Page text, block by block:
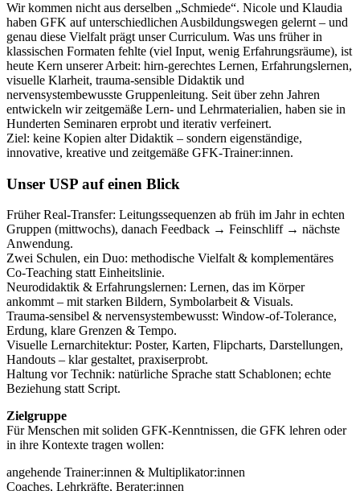
Wir kommen nicht aus derselben „Schmiede“. Nicole und Klaudia
haben GFK auf unterschiedlichen Ausbildungswegen gelernt – und
genau diese Vielfalt prägt unser Curriculum. Was uns früher in
klassischen Formaten fehlte (viel Input, wenig Erfahrungsräume), ist
heute Kern unserer Arbeit: hirn‑gerechtes Lernen, Erfahrungslernen,
visuelle Klarheit, trauma‑sensible Didaktik und
nervensystembewusste Gruppenleitung. Seit über zehn Jahren
entwickeln wir zeitgemäße Lern‑ und Lehrmaterialien, haben sie in
Hunderten Seminaren erprobt und iterativ verfeinert.
Ziel: keine Kopien alter Didaktik – sondern eigenständige,
innovative, kreative und zeitgemäße GFK‑Trainer:innen.
Unser USP auf einen Blick
Früher Real‑Transfer: Leitungssequenzen ab früh im Jahr in echten
Gruppen (mittwochs), danach Feedback → Feinschliff → nächste
Anwendung.
Zwei Schulen, ein Duo: methodische Vielfalt & komplementäres
Co‑Teaching statt Einheitslinie.
Neurodidaktik & Erfahrungslernen: Lernen, das im Körper
ankommt – mit starken Bildern, Symbolarbeit & Visuals.
Trauma‑sensibel & nervensystembewusst: Window‑of‑Tolerance,
Erdung, klare Grenzen & Tempo.
Visuelle Lernarchitektur: Poster, Karten, Flipcharts, Darstellungen,
Handouts – klar gestaltet, praxiserprobt.
Haltung vor Technik: natürliche Sprache statt Schablonen; echte
Beziehung statt Script.
Zielgruppe
Für Menschen mit soliden GFK‑Kenntnissen, die GFK lehren oder
in ihre Kontexte tragen wollen:
angehende Trainer:innen & Multiplikator:innen
Coaches, Lehrkräfte, Berater:innen